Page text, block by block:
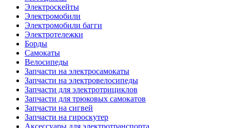
Электроскейты
Электромобили
Электромобили багги
Электротележки
Борды
Самокаты
Велосипеды
Запчасти на электросамокаты
Запчасти на электровелосипеды
Запчасти для электротрициклов
Запчасти для трюковых самокатов
Запчасти на сигвей
Запчасти на гироскутер
Аксессуары для электротранспорта